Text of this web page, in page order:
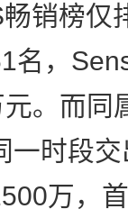
销榜仅
名，
。而同
一时段
万，